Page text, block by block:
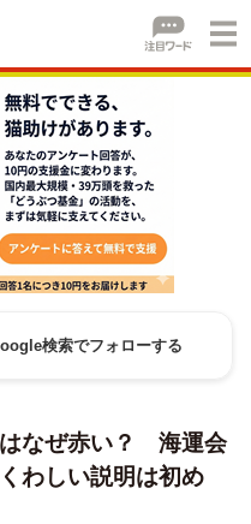
検索でフォローする
なぜ赤い？ 海運会
わしい説明は初め